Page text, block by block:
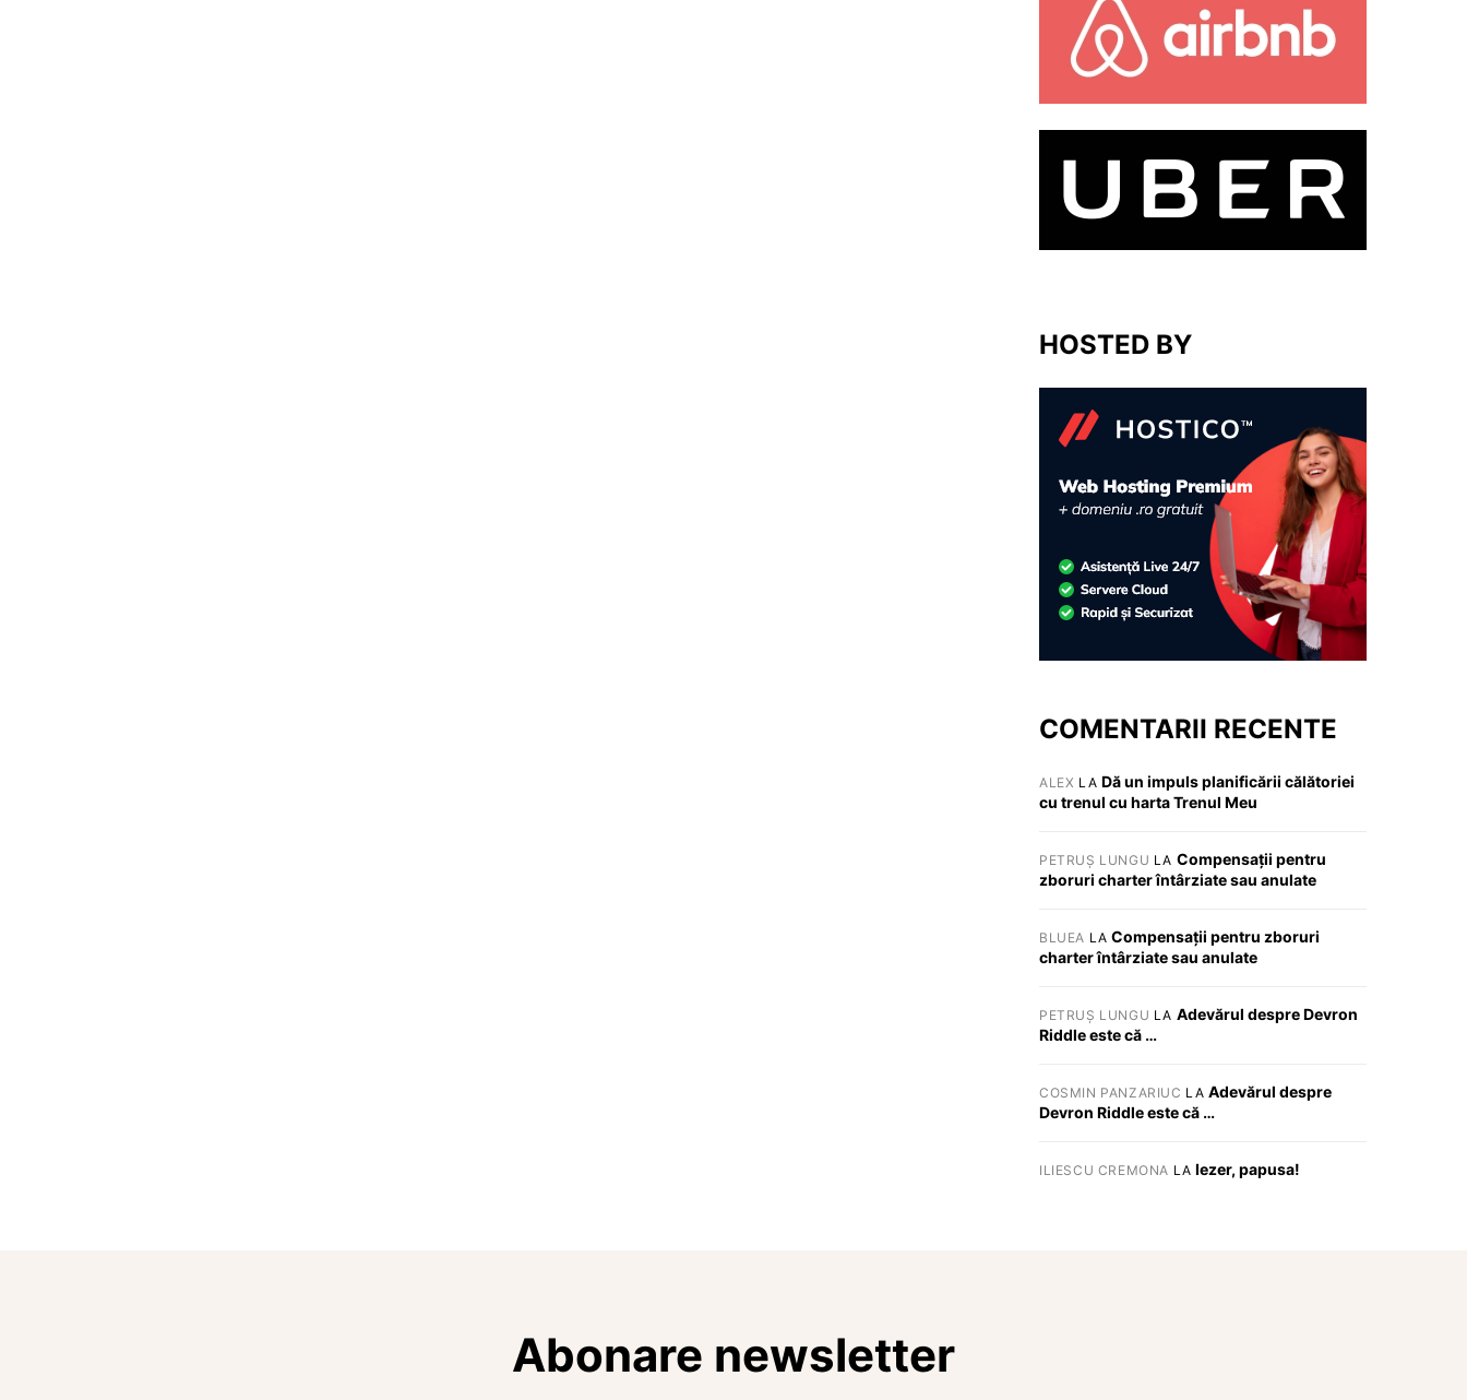
HOSTED BY
COMENTARII RECENTE
ALEX LA Dă un impuls planificării călătoriei
cu trenul cu harta Trenul Meu
PETRUȘ LUNGU LA Compensații pentru
zboruri charter întârziate sau anulate
BLUEA LACompensații pentru zboruri
charter întârziate sau anulate
PETRUȘ LUNGU LA Adevărul despre Devron
Riddle este că …
COSMIN PANZARIUC LA Adevărul despre
Devron Riddle este că …
ILIESCU CREMONA LA Iezer, papusa!
Abonare newsletter